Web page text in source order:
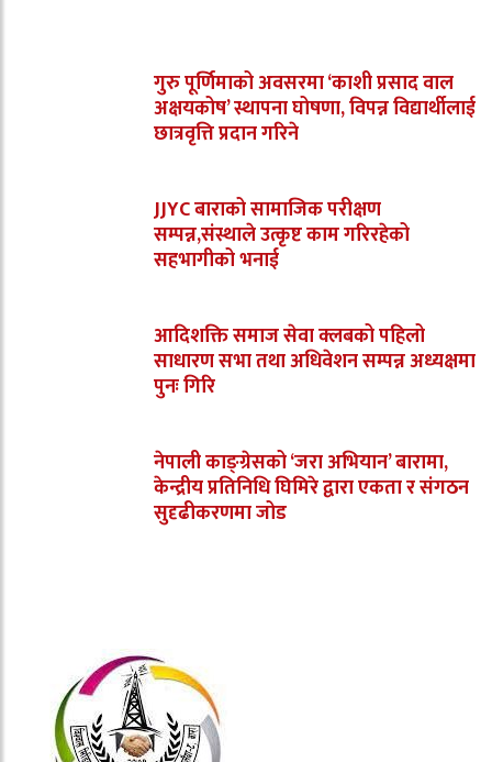
गुरु पूर्णिमाको अवसरमा ‘काशी प्रसाद वाल
अक्षयकोष’ स्थापना घोषणा, विपन्न विद्यार्थीलाई
छात्रवृत्ति प्रदान गरिने
JJYC बाराको सामाजिक परीक्षण
सम्पन्न,संस्थाले उत्कृष्ट काम गरिरहेको
सहभागीको भनाई
आदिशक्ति समाज सेवा क्लबको पहिलो
साधारण सभा तथा अधिवेशन सम्पन्न अध्यक्षमा
पुनः गिरि
नेपाली काङ्ग्रेसको ‘जरा अभियान’ बारामा,
केन्द्रीय प्रतिनिधि घिमिरे द्वारा एकता र संगठन
सुदृढीकरणमा जोड